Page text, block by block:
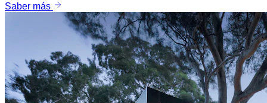
Saber más